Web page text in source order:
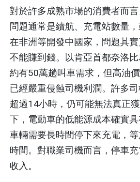
對於許多成熟市場的消費者而
問題通常是續航、充電站數量
在非洲等開發中國家，問題其
不能賺到錢。以肯亞首都奈洛
約有50萬趟叫車需求，但高油
已經嚴重侵蝕司機利潤。許多
超過14小時，仍可能無法真正
下，電動車的低能源成本確實
車輛需要長時間停下來充電，
時間。對職業司機而言，停車
收入。